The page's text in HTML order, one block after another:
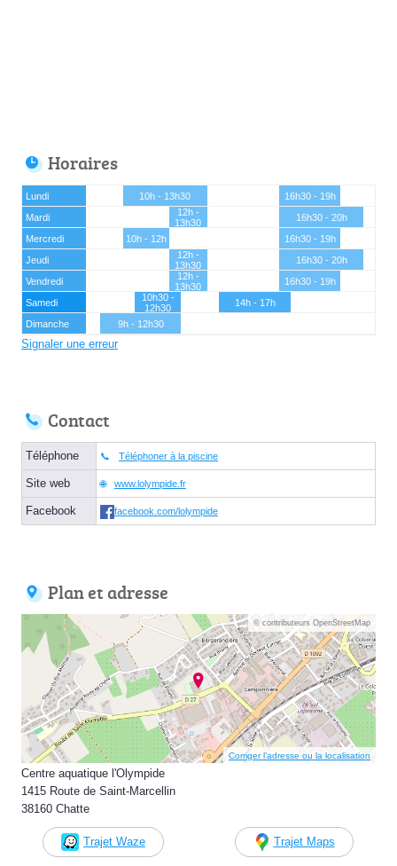
Horaires
Lundi 10h - 13h30
16h30 - 19h
Mardi
12h -
13h30
16h30 - 20h
Mercredi
10h - 12h
16h30 - 19h
Jeudi
12h -
13h30
16h30 - 20h
Vendredi
12h -
13h30
16h30 - 19h
Samedi
10h30 -
12h30
14h - 17h
Dimanche
9h - 12h30
Signaler une erreur
Contact
Téléphone Téléphoner à la piscine
Site web www.lolympide.fr
Facebook facebook.com/lolympide
Plan et adresse
© contributeurs OpenStreetMap
Corriger l’adresse ou la localisation
Centre aquatique l'Olympide
1415 Route de Saint-Marcellin
38160 Chatte
Trajet Waze Trajet Maps